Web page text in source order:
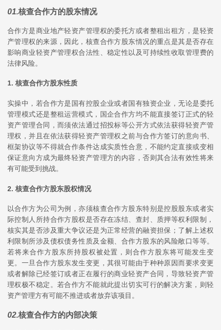
01.核查合作方的股东情况
合作方是商业地产轻资产管理权的委托方或者整租出租方，是轻资
产管理权的来源，因此，核查合作方股东情况的重点是其是否存在
影响商业轻资产管理权合法性、稳定性以及可持续性收取管理费的
法律风险。
1. 核查合作方股东性质
实操中，若合作方是国有控股企业或者国有独资企业，无论是委托
管理模式还是整租运营模式，国企合作方均不能直接签订正式的轻
资产管理合同，而须依法通过招投标等公开方式依法获得轻资产管
理权，并且在依法获得轻资产管理权之前与合作方签订的意向书、
框架协议等不得就合作条件达成实质性合意，不能约定直接或变相
保证意向方成为最终轻资产管理方的内容，否则其合法有效性将来
有可能受到挑战。
2. 核查合作方股东股权情况
以合作方为公司为例，亦须核查合作方股东特别是控股股东或者实
际控制人所持合作方股权是否存在冻结、查封、质押等权利限制，
核实其是否涉及重大争议还是为正常经营的融资担保；了解上述权
利限制所涉及债权债务性质及金额、合作方股东的风险敞口等等。
若将来合作方股东所持股权被处置，则合作方股东将可能发生变
更。一旦合作方股东发生变更，其很可能由于种种原因而要求变更
或者解除已经签订或者正在履行的商业轻资产合同，导致轻资产管
理权极不稳定。若合作方不能就此提出切实可行的解决方案，则轻
资产管理方有可能不推进或者放弃该项目。
02 核查合作方的内部决策